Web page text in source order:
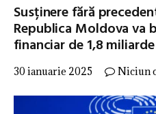
Susținere fără
Republica Moldova va
financiar de 1,8
30 ianuarie 2025 Niciun